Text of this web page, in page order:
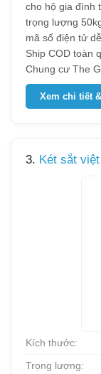
cho hộ gia đình
trọng lượng
mã số điện tử
Ship COD toàn
Chung cư The
Xem chi tiết
3. Két sắt
Kích thước:
Trọng lượng: